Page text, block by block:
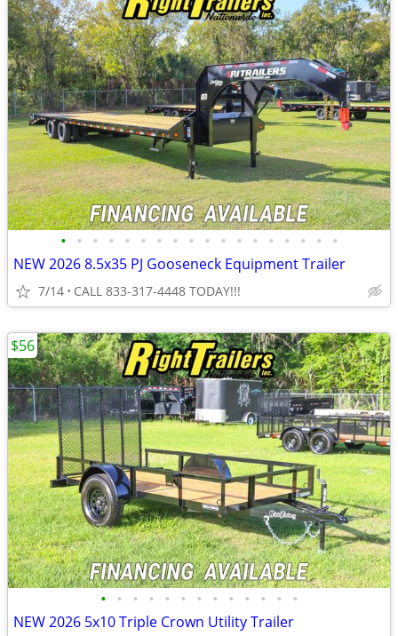
• • • • • • • • • • • • • • • • • •
NEW 2026 8.5x35 PJ Gooseneck Equipment Trailer
7/14 CALL 833-317-4448 TODAY!!!
• • • • • • • • • • • • •
NEW 2026 5x10 Triple Crown Utility Trailer
$56